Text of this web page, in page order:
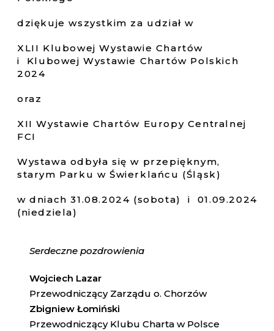
dziękuje wszystkim za udział w
XLII Klubowej Wystawie Chartów
i Klubowej Wystawie Chartów Polskich
2024
oraz
XII Wystawie Chartów Europy Centralnej
FCI
Wystawa odbyła się w przepięknym,
starym Parku w Świerklańcu (Śląsk)
w dniach 31.08.2024 (sobota) i 01.09.2024
(niedziela)
Serdeczne pozdrowienia
Wojciech Lazar
Przewodniczący Zarządu o. Chorzów
Zbigniew Łomiński
Przewodniczący Klubu Charta w Polsce